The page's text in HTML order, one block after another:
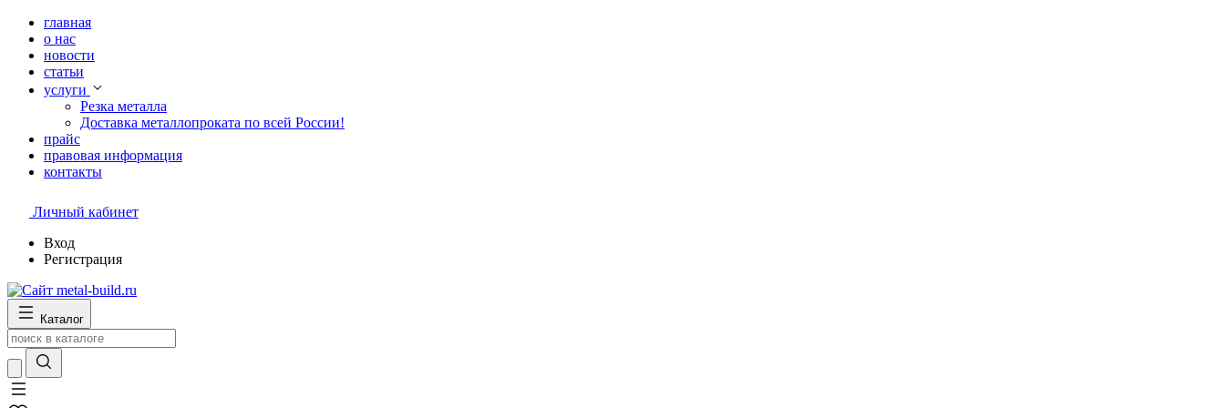
главная
о нас
новости
статьи
услуги
Резка металла
Доставка металлопроката по всей России!
прайс
правовая информация
контакты
Личный кабинет
Вход
Регистрация
Каталог